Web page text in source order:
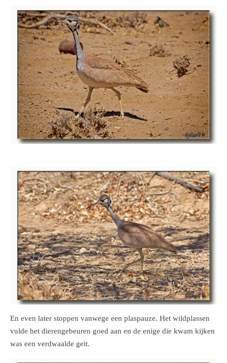
En even later stoppen vanwege een plaspauze. Het wildplassen
vulde het dierengebeuren goed aan en de enige die kwam kijken
was een verdwaalde geit.